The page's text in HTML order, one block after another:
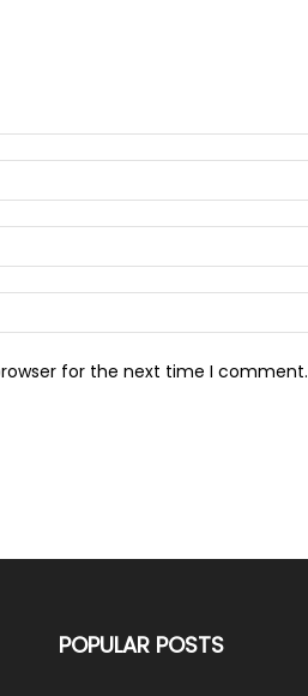
for the next time I comment.
POPULAR POSTS